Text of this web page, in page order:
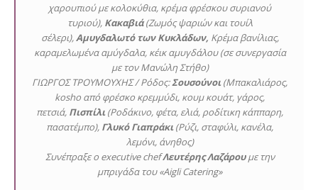
χαρουπιού με κολοκύθια, κρέμα φρέσκου συριανού
τυριού), Κακαβιά(Ζωμός ψαριών και τουίλ
σέλερι),Αμυγδαλωτό των Κυκλάδων, Κρέμα βανίλιας,
καραμελωμένα αμύγδαλα, κέικ αμυγδάλου (σε συνεργασία
με τον Μανώλη Στήθο)
ΓΙΩΡΓΟΣ ΤΡΟΥΜΟΥΧΗΣ / Ρόδος:Σουσούνοι(Μπακαλιάρος,
kosho από φρέσκο κρεμμύδι, κουμ κουάτ, γάρος,
πετσιά, Πισπίλι(Ροδάκινο, φέτα, ελιά, ροδίτικη κάππαρη,
πασατέμπο), Γλυκό Γιαπράκι(Ρύζι, σταφύλι, κανέλα,
λεμόνι, άνηθος)
Συνέπραξε ο executive chefΛευτέρης Λαζάρουμε την
μπριγάδα του «Aigli Catering»